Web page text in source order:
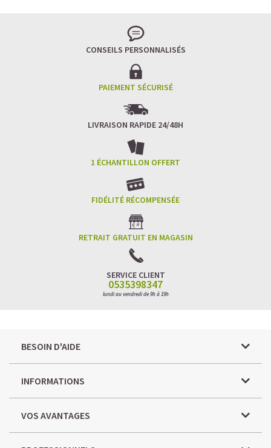
CONSEILS PERSONNALISÉS
PAIEMENT SÉCURISÉ
LIVRAISON RAPIDE 24/48H
1 ÉCHANTILLON OFFERT
FIDÉLITÉ RÉCOMPENSÉE
RETRAIT GRATUIT EN MAGASIN
SERVICE CLIENT
0535398347
lundi au vendredi de 9h à 19h
BESOIN D'AIDE
INFORMATIONS
VOS AVANTAGES